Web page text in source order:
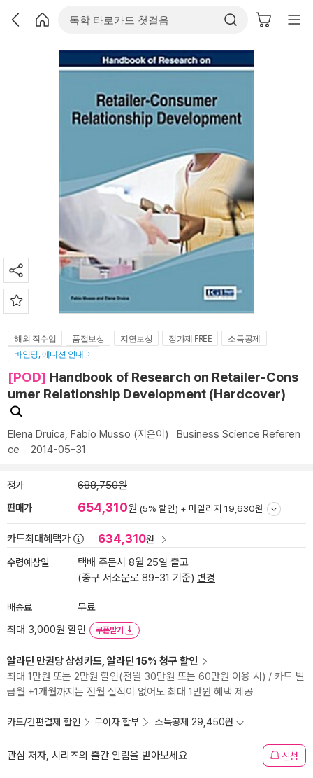
해외 직수입 품절보상 지연보상 정가제 FREE
소득공제
바인딩, 에디션 안내
[POD] Handbook of Research on Retailer-Cons
umer Relationship Development (Hardcover)
Elena Druica, Fabio Musso (지은이) Business Science Referen
ce
2014-05-31
정가 688,750원
판매가 654,310원 (5% 할인) + 마일리지 19,630원
카드최대혜택가 634,310원
수령예상일
택배 주문시 8월 25일 출고
(중구 서소문로 89-31 기준) 변경
배송료
무료
최대 3,000원 할인
쿠폰받기
알라딘 만권당 삼성카드, 알라딘 15% 청구 할인
최대 1만원 또는 2만원 할인(전월 30만원 또는 60만원 이용 시) / 카드 발
급월 +1개월까지는 전월 실적이 없어도 최대 1만원 혜택 제공
카드/간편결제 할인 무이자 할부 소득공제 29,450원
관심 저자, 시리즈의 출간 알림을 받아보세요 신청